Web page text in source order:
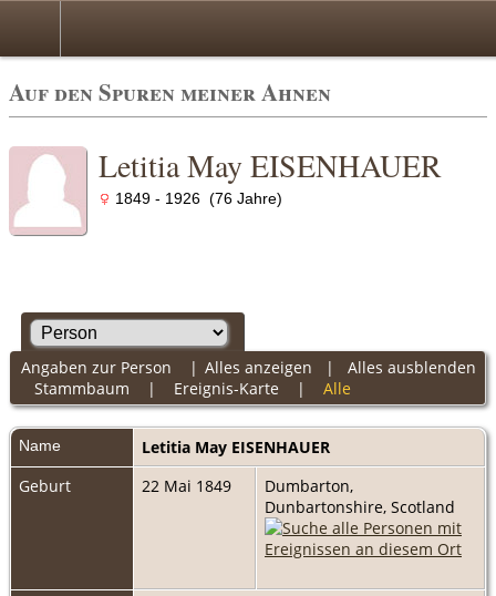
Auf den Spuren meiner Ahnen
Letitia May EISENHAUER
1849 - 1926 (76 Jahre)
Alles anzeigen | Alles ausblenden
Angaben zur Person |
Stammbaum | Ereignis-Karte | Alle
Name Letitia May EISENHAUER
Geburt
22 Mai 1849
Dumbarton,
Dunbartonshire, Scotland